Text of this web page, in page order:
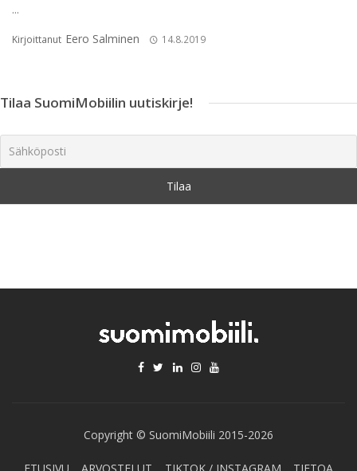
...
Kirjoittanut Eero Salminen 14.8.2019
Tilaa SuomiMobiilin uutiskirje!
Copyright © SuomiMobiili 2015-2026